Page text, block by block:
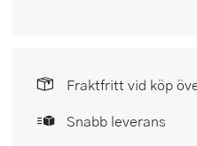
Fraktfritt vid köp
Snabb leverans